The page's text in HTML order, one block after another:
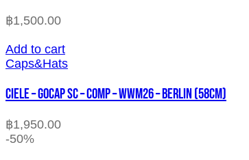
฿1,500.00
Add to cart
Caps&Hats
CIELE – GOCAP SC – COMP – WWM26 – BERLIN (58cm)
฿1,950.00
-50%